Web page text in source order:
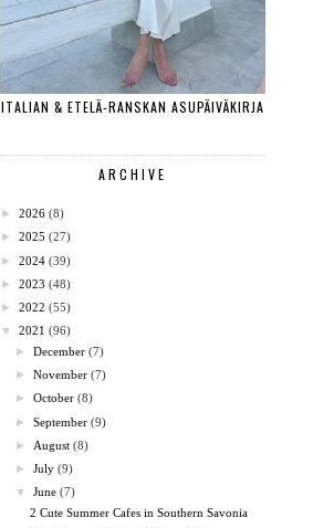
ITALIAN & ETELÄ-RANSKAN ASUPÄIVÄKIRJA
ARCHIVE
► 2026 (8)
► 2025 (27)
► 2024 (39)
► 2023 (48)
► 2022 (55)
▼
2021 (96)
►December (7)
►November (7)
►October (8)
►September (9)
► August (8)
►July (9)
▼
June (7)
2 Cute Summer Cafes in Southern Savonia